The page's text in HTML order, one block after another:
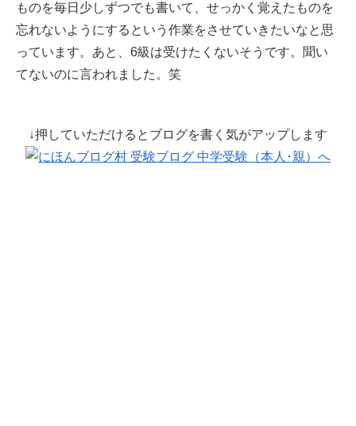
ものを毎日少しずつでも書いて、せっかく覚えたものを
忘れないようにするという作業をさせていきたいなと思
っています。あと、6級は受けたくないそうです。聞い
てないのに言われました。笑
↓押していただけるとブログを書く気がアップします